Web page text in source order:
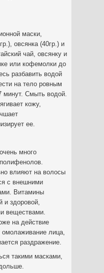
маски,
овсянка (40гр.) и
чай, овсянку и
или кофемолки до
разбавить водой
на тело ровным
минут. Смыть водой.
кожу,
ее.
много
влияют на волосы
с внешними
Витамины
и здоровой,
веществами.
на действие
омолаживание лица,
раздражение.
такими масками,